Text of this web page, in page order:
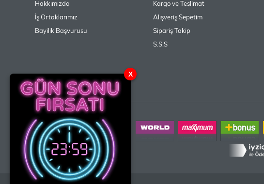
Hakkımızda
İş Ortaklarımız
Bayilik Başvurusu
Kargo ve Teslimat
Alışveriş Sepetim
Sipariş Takip
S.S.S
X